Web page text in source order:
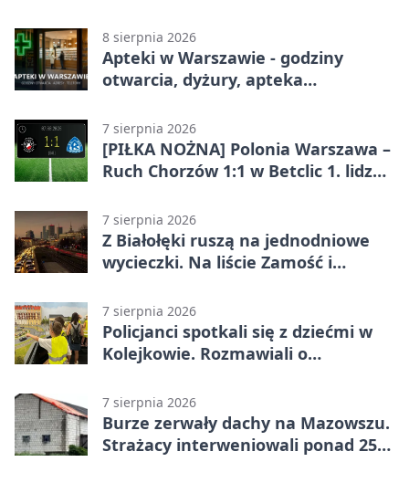
w Betclic 3. Lidze Grupa 1 (Grupa I)
8 sierpnia 2026
Apteki w Warszawie - godziny
otwarcia, dyżury, apteka
7 sierpnia 2026
[PIŁKA NOŻNA] Polonia Warszawa –
Ruch Chorzów 1:1 w Betclic 1. lidze.
7 sierpnia 2026
Z Białołęki ruszą na jednodniowe
wycieczki. Na liście Zamość i
7 sierpnia 2026
Policjanci spotkali się z dziećmi w
Kolejkowie. Rozmawiali o
7 sierpnia 2026
Burze zerwały dachy na Mazowszu.
Strażacy interweniowali ponad 250